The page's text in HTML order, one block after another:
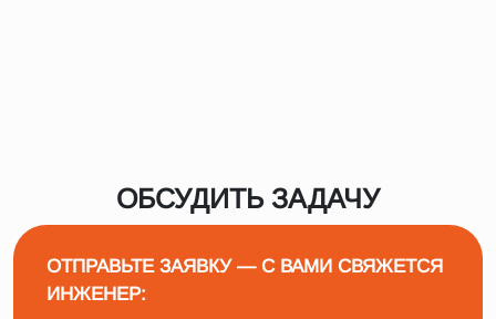
ОБСУДИТЬ ЗАДАЧУ
ОТПРАВЬТЕ ЗАЯВКУ — С ВАМИ СВЯЖЕТСЯ
ИНЖЕНЕР: